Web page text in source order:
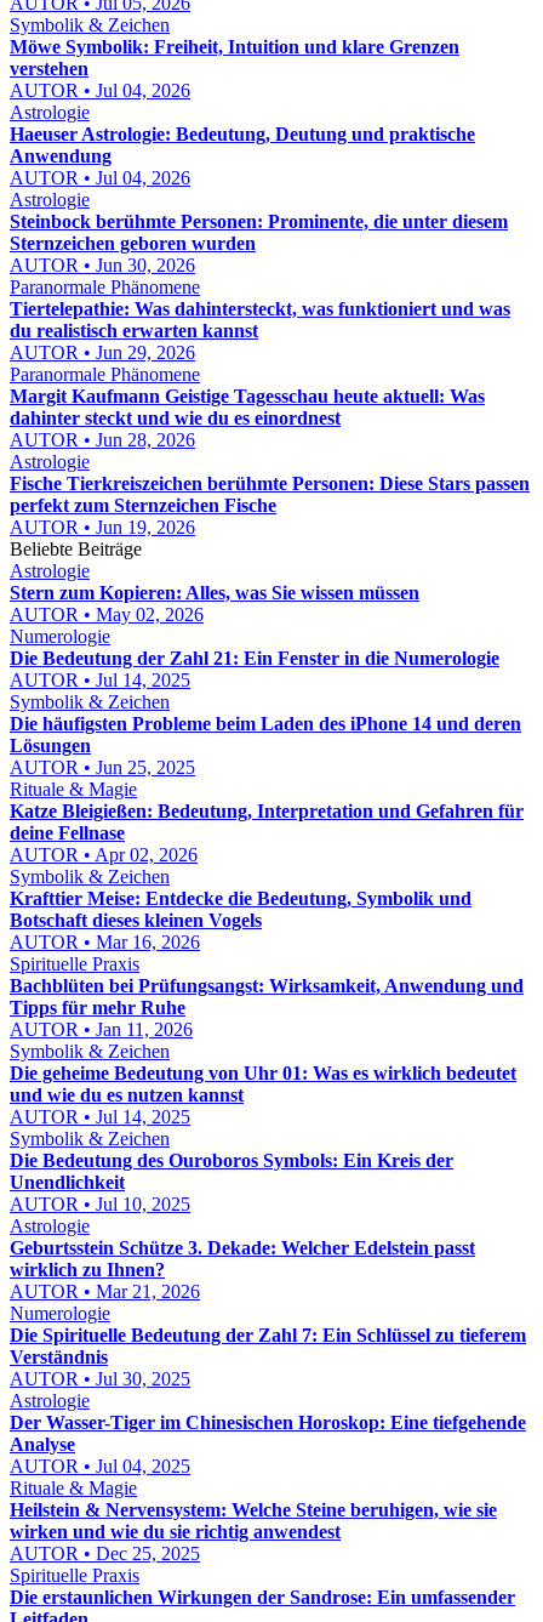
Symbolik & Zeichen
Möwe Symbolik: Freiheit, Intuition und klare Grenzen
verstehen
AUTOR • Jul 04, 2026
Astrologie
Haeuser Astrologie: Bedeutung, Deutung und praktische
Anwendung
AUTOR • Jul 04, 2026
Astrologie
Steinbock berühmte Personen: Prominente, die unter diesem
Sternzeichen geboren wurden
AUTOR • Jun 30, 2026
Paranormale Phänomene
Tiertelepathie: Was dahintersteckt, was funktioniert und was
du realistisch erwarten kannst
AUTOR • Jun 29, 2026
Paranormale Phänomene
Margit Kaufmann Geistige Tagesschau heute aktuell: Was
dahinter steckt und wie du es einordnest
AUTOR • Jun 28, 2026
Astrologie
Fische Tierkreiszeichen berühmte Personen: Diese Stars passen
perfekt zum Sternzeichen Fische
AUTOR • Jun 19, 2026
Beliebte Beiträge
Astrologie
Stern zum Kopieren: Alles, was Sie wissen müssen
AUTOR • May 02, 2026
Numerologie
Die Bedeutung der Zahl 21: Ein Fenster in die Numerologie
AUTOR • Jul 14, 2025
Symbolik & Zeichen
Die häufigsten Probleme beim Laden des iPhone 14 und deren
Lösungen
AUTOR • Jun 25, 2025
Rituale & Magie
Katze Bleigießen: Bedeutung, Interpretation und Gefahren für
deine Fellnase
AUTOR • Apr 02, 2026
Symbolik & Zeichen
Krafttier Meise: Entdecke die Bedeutung, Symbolik und
Botschaft dieses kleinen Vogels
AUTOR • Mar 16, 2026
Spirituelle Praxis
Bachblüten bei Prüfungsangst: Wirksamkeit, Anwendung und
Tipps für mehr Ruhe
AUTOR • Jan 11, 2026
Symbolik & Zeichen
Die geheime Bedeutung von Uhr 01: Was es wirklich bedeutet
und wie du es nutzen kannst
AUTOR • Jul 14, 2025
Symbolik & Zeichen
Die Bedeutung des Ouroboros Symbols: Ein Kreis der
Unendlichkeit
AUTOR • Jul 10, 2025
Astrologie
Geburtsstein Schütze 3. Dekade: Welcher Edelstein passt
wirklich zu Ihnen?
AUTOR • Mar 21, 2026
Numerologie
Die Spirituelle Bedeutung der Zahl 7: Ein Schlüssel zu tieferem
Verständnis
AUTOR • Jul 30, 2025
Astrologie
Der Wasser-Tiger im Chinesischen Horoskop: Eine tiefgehende
Analyse
AUTOR • Jul 04, 2025
Rituale & Magie
Heilstein & Nervensystem: Welche Steine beruhigen, wie sie
wirken und wie du sie richtig anwendest
AUTOR • Dec 25, 2025
Spirituelle Praxis
Die erstaunlichen Wirkungen der Sandrose: Ein umfassender